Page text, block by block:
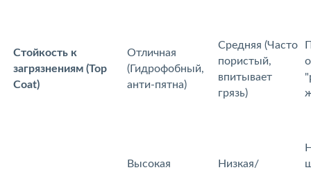
Стойкость к
загрязнениям (Top
Coat)
Отличная
(Гидрофобный,
анти-пятна)
Средняя (Часто
пористый,
питывает
рязь)
Высокая
Низкая/